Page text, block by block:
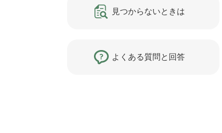
見つからないときは
よくある質問と回答